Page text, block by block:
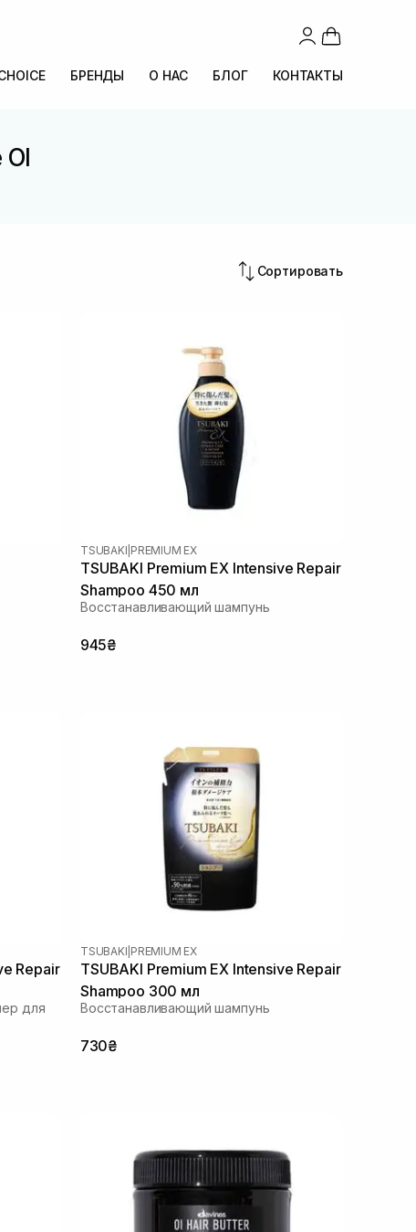
БРЕНДЫ О НАС БЛОГ КОНТАКТЫ
Сортировать
TSUBAKI PREMIUM EX
TSUBAKI Premium EX Intensive Repair
Shampoo 450 мл
Восстанавливающий шампунь
945₴
Repair
для
TSUBAKI PREMIUM EX
TSUBAKI Premium EX Intensive Repair
Shampoo 300 мл
Восстанавливающий шампунь
730₴